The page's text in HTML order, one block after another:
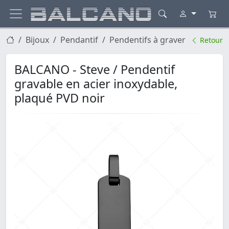
Bijoux Pendantif Pendentifs à graver Retour
BALCANO - Steve / Pendentif
gravable en acier inoxydable,
plaqué PVD noir